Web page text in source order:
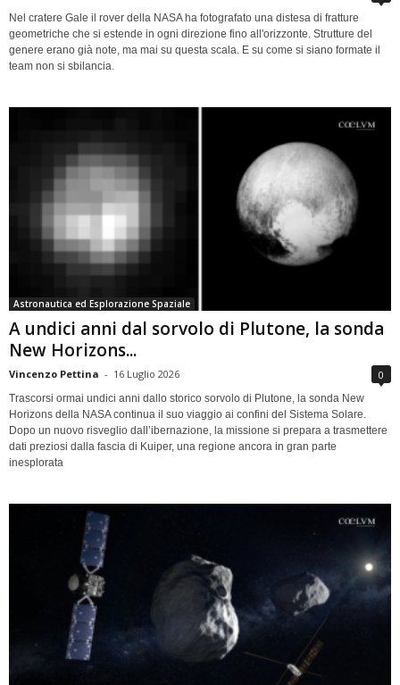
Nel cratere Gale il rover della NASA ha fotografato una distesa di fratture
geometriche che si estende in ogni direzione fino all'orizzonte. Strutture del
genere erano già note, ma mai su questa scala. E su come si siano formate il
team non si sbilancia.
Astronautica ed Esplorazione Spaziale
A undici anni dal sorvolo di Plutone, la sonda
New Horizons...
Vincenzo Pettina - 16 Luglio 2026 0
Trascorsi ormai undici anni dallo storico sorvolo di Plutone, la sonda New
Horizons della NASA continua il suo viaggio ai confini del Sistema Solare.
Dopo un nuovo risveglio dall’ibernazione, la missione si prepara a trasmettere
dati preziosi dalla fascia di Kuiper, una regione ancora in gran parte
inesplorata